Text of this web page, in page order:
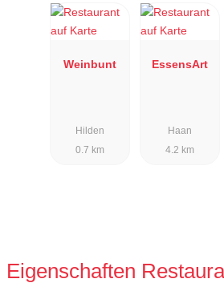
Weinbunt
Hilden
0.7 km
EssensArt
Haan
4.2 km
Eigenschaften